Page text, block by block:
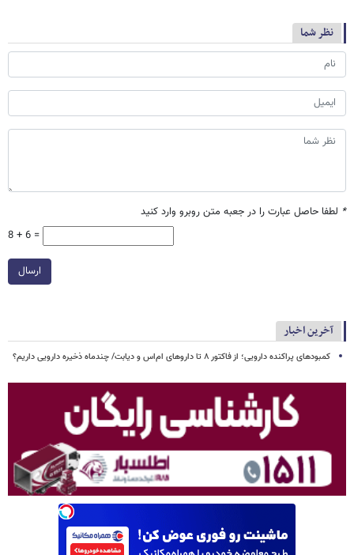
نظر شما
* لطفا حاصل عبارت را در جعبه متن روبرو وارد کنید
8 + 6 =
ارسال
آخرین اخبار
کمبودهای پراکنده دارویی؛ از فاکتور ۸ تا داروهای ام‌اس و دیابت/ چندماه ذخیره دارویی داریم؟